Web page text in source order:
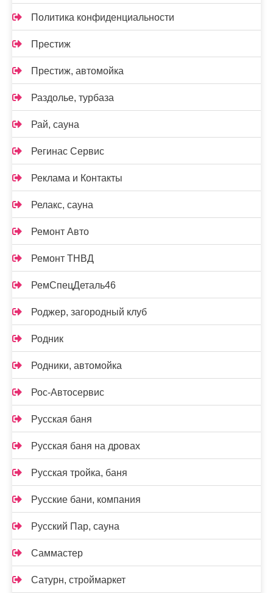
Политика конфиденциальности
Престиж
Престиж, автомойка
Раздолье, турбаза
Рай, сауна
Регинас Сервис
Реклама и Контакты
Релакс, сауна
Ремонт Авто
Ремонт ТНВД
РемСпецДеталь46
Роджер, загородный клуб
Родник
Родники, автомойка
Рос-Автосервис
Русская баня
Русская баня на дровах
Русская тройка, баня
Русские бани, компания
Русский Пар, сауна
Саммастер
Сатурн, строймаркет